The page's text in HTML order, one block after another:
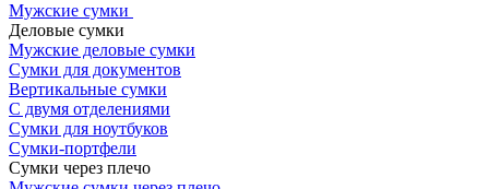
Мужские сумки
Деловые сумки
Мужские деловые сумки
Сумки для документов
Вертикальные сумки
С двумя отделениями
Сумки для ноутбуков
Сумки-портфели
Сумки через плечо